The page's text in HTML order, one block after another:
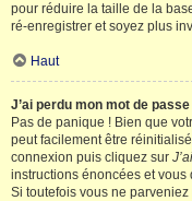
pour réduire la taille de la
ré-enregistrer et soyez plus
Haut
J’ai perdu mon mot de passe
Pas de panique ! Bien que
peut facilement être
connexion puis cliquez sur
instructions énoncées et
Si toutefois vous ne